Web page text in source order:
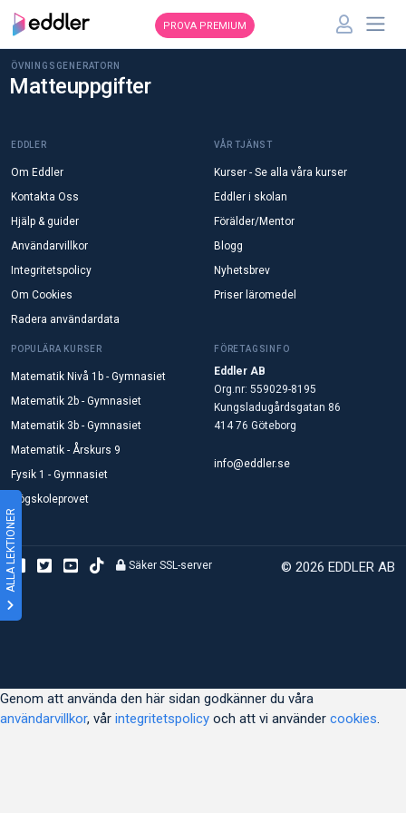
ALLA LEKTIONER
PROVA PREMIUM
ÖVNINGSGENERATORN
Matteuppgifter
EDDLER
Om Eddler
Kontakta Oss
Hjälp & guider
Användarvillkor
Integritetspolicy
Om Cookies
Radera användardata
VÅR TJÄNST
Kurser - Se alla våra kurser
Eddler i skolan
Förälder/Mentor
Blogg
Nyhetsbrev
Priser läromedel
POPULÄRA KURSER
Matematik Nivå 1b - Gymnasiet
Matematik 2b - Gymnasiet
Matematik 3b - Gymnasiet
Matematik - Årskurs 9
Fysik 1 - Gymnasiet
Högskoleprovet
FÖRETAGSINFO
Eddler AB
Org.nr: 559029-8195
Kungsladugårdsgatan 86
414 76 Göteborg
info@eddler.se
© 2026 EDDLER AB
Säker SSL-server
Genom att använda den här sidan godkänner du våra
användarvillkor, vår integritetspolicy och att vi använder cookies.